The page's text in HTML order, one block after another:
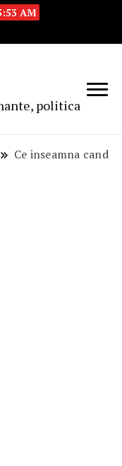
AM
politica
Ce inseamna cand